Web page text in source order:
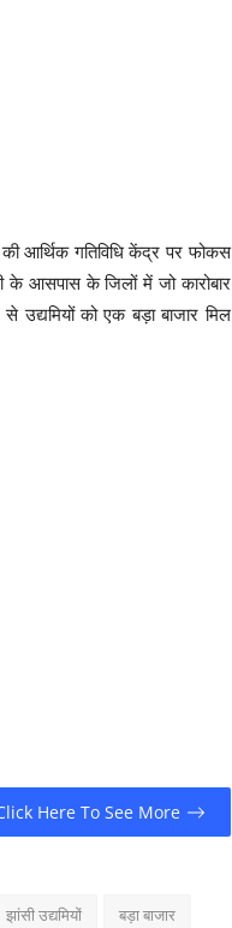
आर्थिक गतिविधि केंद्र पर फोकस
के आसपास के जिलों में जो कारोबार
को एक बड़ा बाजार मिल
Here To See More
झांसी उद्यमियों बड़ा बाजार